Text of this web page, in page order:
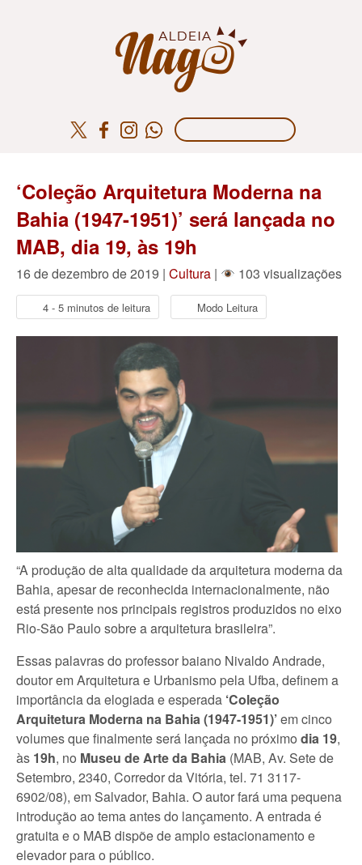
‘Coleção Arquitetura Moderna na
Bahia (1947-1951)’ será lançada no
MAB, dia 19, às 19h
16 de dezembro de 2019 | Cultura | 103 visualizações
4 - 5 minutos de leitura Modo Leitura
“A produção de alta qualidade da arquitetura moderna da
Bahia, apesar de reconhecida internacionalmente, não
está presente nos principais registros produzidos no eixo
Rio-São Paulo sobre a arquitetura brasileira”.
Essas palavras do professor baiano Nivaldo Andrade,
doutor em Arquitetura e Urbanismo pela Ufba, definem a
importância da elogiada e esperada ‘Coleção
Arquitetura Moderna na Bahia (1947-1951)’em cinco
volumes que finalmente será lançada no próximo dia 19,
às 19h, no Museu de Arte da Bahia (MAB, Av. Sete de
Setembro, 2340, Corredor da Vitória, tel. 71 3117-
6902/08), em Salvador, Bahia. O autor fará uma pequena
introdução ao tema antes do lançamento. A entrada é
gratuita e o MAB dispõe de amplo estacionamento e
elevador para o público.